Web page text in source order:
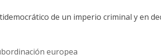
de un imperio criminal y en
europea